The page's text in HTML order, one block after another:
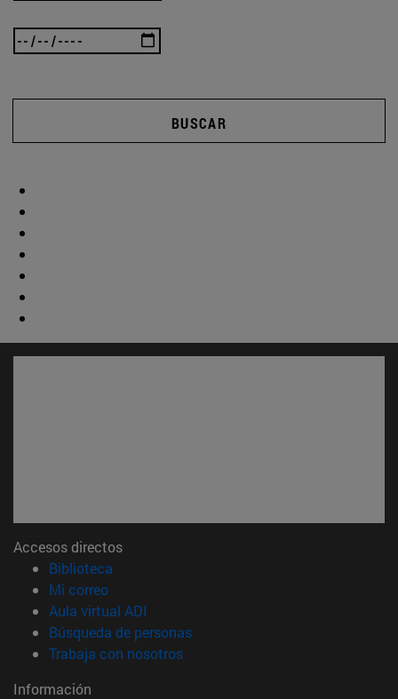
BUSCAR
Accesos directos
Biblioteca
Mi correo(abre en nueva ventana)
Aula virtual ADI
Búsqueda de personas(abre en nueva ventana)
Trabaja con nosotros(abre en nueva ventana)
Información